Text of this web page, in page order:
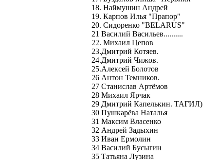
18. Наймушин Андрей
19. Карпов Илья "Прапор"
20. Сидоренко "BELARUS"
21 Василий Васильев..........
22. Михаил Цепов
23.Дмитрий Котяев.
24.Дмитрий Чижов.
25.Алексей Болотов
26 Антон Темников.
27 Станислав Артёмов
28 Михаил Ярчак
29 Дмитрий Капелькин. ТАГИЛ)
30 Пушкарёва Наталья
31 Максим Власенко
32 Андрей Задыхин
33 Иван Ермолин
34 Василий Бусыгин
35 Татьяна Лузина